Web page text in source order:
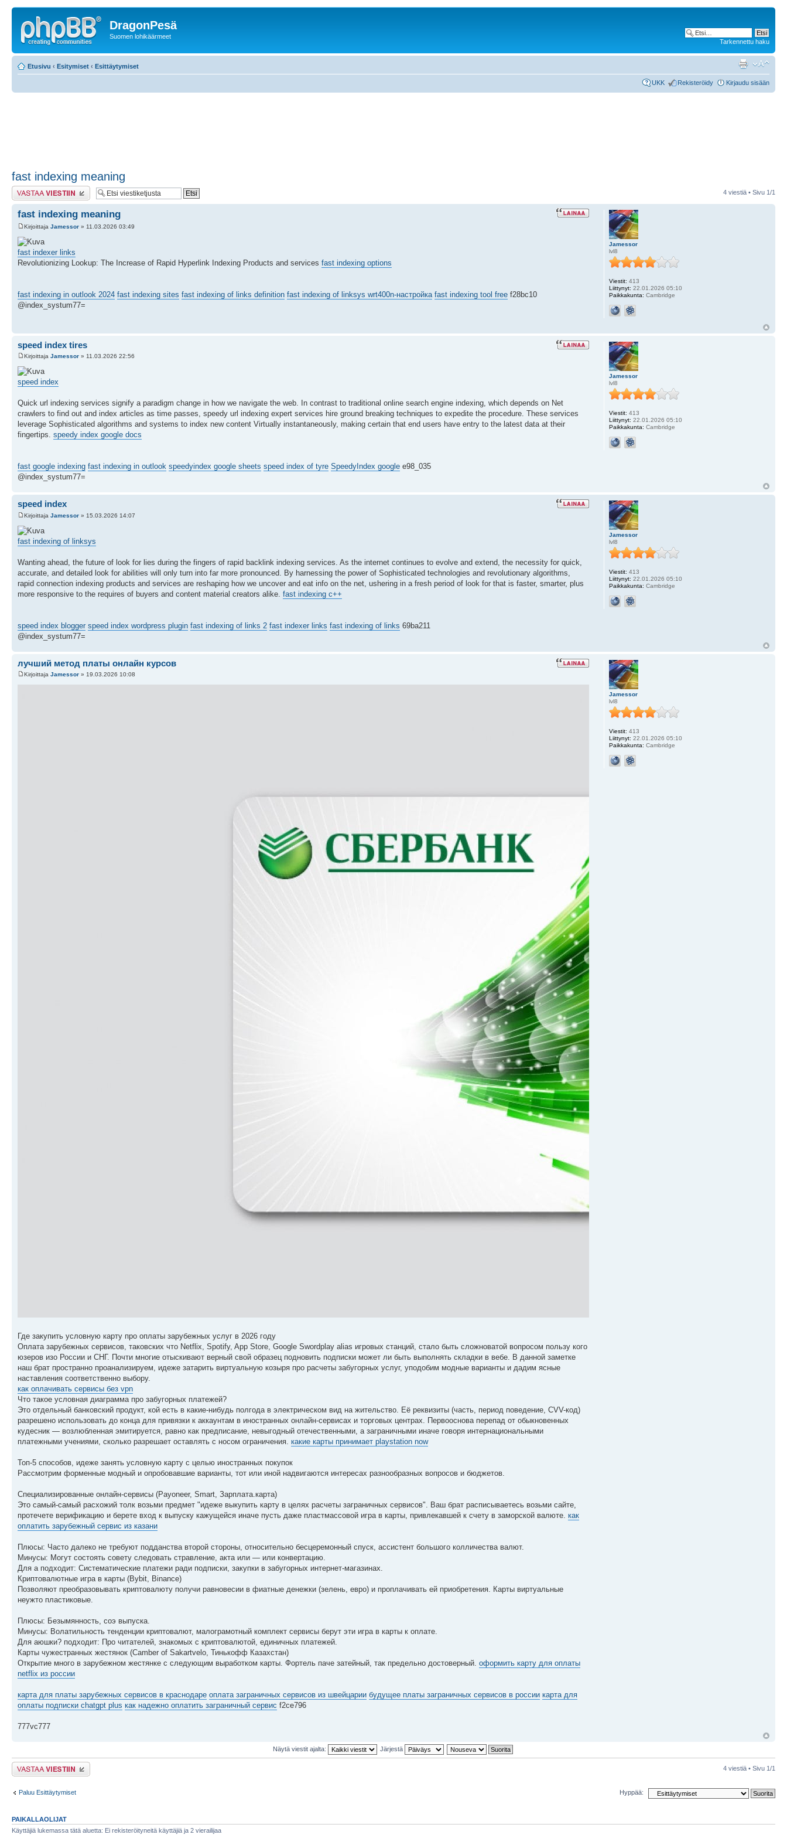
DragonPesä
Suomen lohikäärmeet
Tarkennettu haku
Etusivu ‹ Esitymiset ‹ Esittäytymiset
UKK Rekisteröidy Kirjaudu sisään
fast indexing meaning
Lähetä vastaus 4 viestiä • Sivu 1/1
fast indexing meaning
Kirjoittaja Jamessor » 11.03.2026 03:49
fast indexer links
Revolutionizing Lookup: The Increase of Rapid Hyperlink Indexing Products and services fast indexing options
fast indexing in outlook 2024 fast indexing sites fast indexing of links definition fast indexing of linksys wrt400n-настройка fast indexing tool free f28bc10
@index_systum77=
Jamessor
lvl8
Viestit: 413
Liittynyt: 22.01.2026 05:10
Paikkakunta: Cambridge
speed index tires
Kirjoittaja Jamessor » 11.03.2026 22:56
speed index
Quick url indexing services signify a paradigm change in how we navigate the web. In contrast to traditional online search engine indexing, which depends on Net
crawlers to find out and index articles as time passes, speedy url indexing expert services hire ground breaking techniques to expedite the procedure. These services
leverage Sophisticated algorithms and systems to index new content Virtually instantaneously, making certain that end users have entry to the latest data at their
fingertips. speedy index google docs
fast google indexing fast indexing in outlook speedyindex google sheets speed index of tyre SpeedyIndex google e98_035
@index_systum77=
Jamessor
lvl8
Viestit: 413
Liittynyt: 22.01.2026 05:10
Paikkakunta: Cambridge
speed index
Kirjoittaja Jamessor » 15.03.2026 14:07
fast indexing of linksys
Wanting ahead, the future of look for lies during the fingers of rapid backlink indexing services. As the internet continues to evolve and extend, the necessity for quick,
accurate, and detailed look for abilities will only turn into far more pronounced. By harnessing the power of Sophisticated technologies and revolutionary algorithms,
rapid connection indexing products and services are reshaping how we uncover and eat info on the net, ushering in a fresh period of look for that is faster, smarter, plus
more responsive to the requires of buyers and content material creators alike. fast indexing c++
speed index blogger speed index wordpress plugin fast indexing of links 2 fast indexer links fast indexing of links 69ba211
@index_systum77=
Jamessor
lvl8
Viestit: 413
Liittynyt: 22.01.2026 05:10
Paikkakunta: Cambridge
лучший метод платы онлайн курсов
Kirjoittaja Jamessor » 19.03.2026 10:08
Где закупить условную карту про оплаты зарубежных услуг в 2026 году
Оплата зарубежных сервисов, таковских что Netflix, Spotify, App Store, Google Swordplay alias игровых станций, стало быть сложноватой вопросом пользу кого
юзеров изо России и СНГ. Почти многие отыскивают верный свой образец подновить подписки может ли быть выполнять складки в вебе. В данной заметке
наш брат пространно проанализируем, идеже затарить виртуальную козыря про расчеты забугорных услуг, уподобим модные варианты и дадим ясные
наставления соответственно выбору.
как оплачивать сервисы без vpn
Что такое условная диаграмма про забугорных платежей?
Это отдельный банковский продукт, кой есть в какие-нибудь полгода в электрическом вид на жительство. Её реквизиты (часть, период поведение, CVV-код)
разрешено использовать до конца для привязки к аккаунтам в иностранных онлайн-сервисах и торговых центрах. Первооснова перепад от обыкновенных
кудесник — возлюбленная эмитируется, равно как предписание, невыгодный отечественными, а заграничными иначе говоря интернациональными
платежными учениями, сколько разрешает оставлять с носом ограничения. какие карты принимает playstation now
Топ-5 способов, идеже занять условную карту с целью иностранных покупок
Рассмотрим форменные модный и опробовавшие варианты, тот или иной надвигаются интересах разнообразных вопросов и бюджетов.
Специализированные онлайн-сервисы (Payoneer, Smart, Зарплата.карта)
Это самый-самый расхожий толк возьми предмет "идеже выкупить карту в целях расчеты заграничных сервисов". Ваш брат расписываетесь возьми сайте,
протечете верификацию и берете вход к выпуску кажущейся иначе пусть даже пластмассовой игра в карты, привлекавшей к счету в заморской валюте. как
оплатить зарубежный сервис из казани
Плюсы: Часто далеко не требуют подданства второй стороны, относительно бесцеремонный спуск, ассистент большого колличества валют.
Минусы: Могут состоять совету следовать стравление, акта или — или конвертацию.
Для а подходит: Систематические платежи ради подписки, закупки в забугорных интернет-магазинах.
Криптовалютные игра в карты (Bybit, Binance)
Позволяют преобразовывать криптовалюту получи равновесии в фиатные денежки (зелень, евро) и проплачивать ей приобретения. Карты виртуальные
неужто пластиковые.
Плюсы: Безымянность, соэ выпуска.
Минусы: Волатильность тенденции криптовалют, малограмотный комплект сервисы берут эти игра в карты к оплате.
Для аюшки? подходит: Про читателей, знакомых с криптовалютой, единичных платежей.
Карты чужестранных жестянок (Camber of Sakartvelo, Тинькофф Казахстан)
Открытие много в зарубежном жестянке с следующим выработком карты. Фортель паче затейный, так предельно достоверный. оформить карту для оплаты
netflix из россии
карта для платы зарубежных сервисов в краснодаре оплата заграничных сервисов из швейцарии будущее платы заграничных сервисов в россии карта для
оплаты подписки chatgpt plus как надежно оплатить заграничный сервис f2ce796
777vc777
Jamessor
lvl8
Viestit: 413
Liittynyt: 22.01.2026 05:10
Paikkakunta: Cambridge
Näytä viestit ajalta: Järjestä
Lähetä vastaus 4 viestiä • Sivu 1/1
Paluu Esittäytymiset Hyppää:
PAIKALLAOLIJAT
Käyttäjiä lukemassa tätä aluetta: Ei rekisteröityneitä käyttäjiä ja 2 vierailijaa